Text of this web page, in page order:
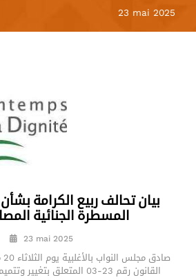
23 mai 2025
بيان تحالف ربيع الكرامة
المسطرة الجنائية
23 mai 2025
القانون رقم 23-03 المتعلق بتغيير وتتميم القانون رقم 01-22